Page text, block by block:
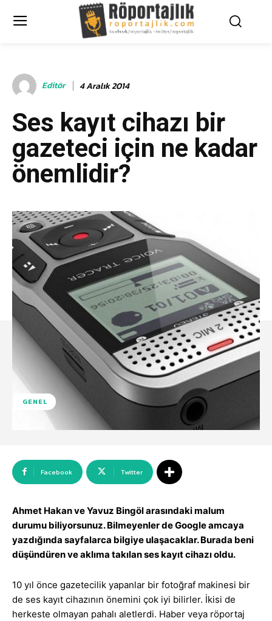
Editör 4 Aralık 2014
Ses kayıt cihazı bir
gazeteci için ne kadar
önemlidir?
GENEL
Facebook Twitter
Ahmet Hakan ve Yavuz Bingöl arasındaki malum
durumu biliyorsunuz. Bilmeyenler de Google amcaya
yazdığında sayfalarca bilgiye ulaşacaklar. Burada beni
düşündüren ve aklıma takılan ses kayıt cihazı oldu.
10 yıl önce gazetecilik yapanlar bir fotoğraf makinesi bir
de ses kayıt cihazının önemini çok iyi bilirler. İkisi de
herkeste olmayan pahalı aletlerdi. Haber veya röportaj